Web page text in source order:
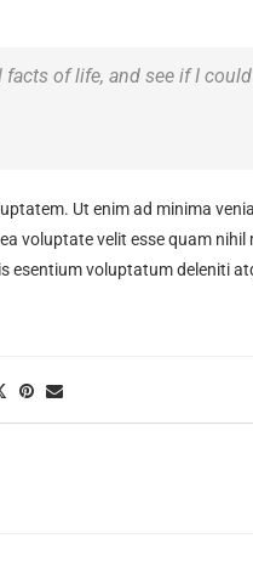
of life, and see if I
Ut enim ad minima
voluptate velit esse quam
voluptatum deleniti